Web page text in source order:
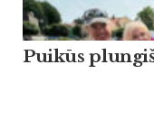
Puikūs